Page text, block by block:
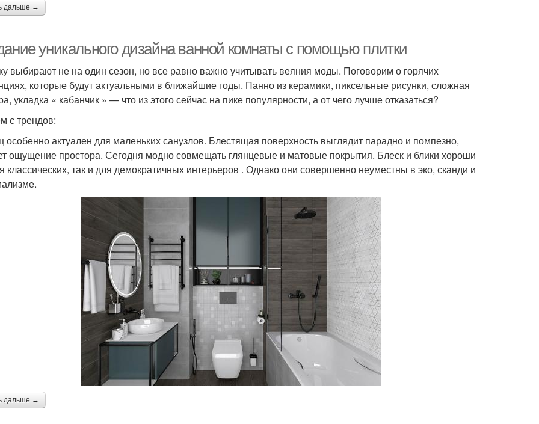
дальше →
уникального дизайна ванной комнаты с помощью плитки
выбирают не на один сезон, но все равно важно учитывать веяния моды. Поговорим о горячих
которые будут актуальными в ближайшие годы. Панно из керамики, пиксельные рисунки, сложная
укладка « кабанчик » — что из этого сейчас на пике популярности, а от чего лучше отказаться?
с трендов:
особенно актуален для маленьких санузлов. Блестящая поверхность выглядит парадно и помпезно,
ощущение простора. Сегодня модно совмещать глянцевые и матовые покрытия. Блеск и блики хороши
классических, так и для демократичных интерьеров . Однако они совершенно неуместны в эко, сканди и
дальше →